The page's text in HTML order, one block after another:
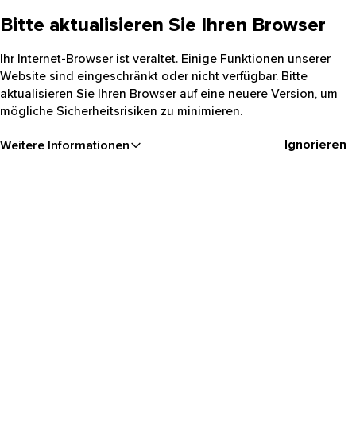
Bitte aktualisieren Sie Ihren Browser
Ihr Internet-Browser ist veraltet. Einige Funktionen unserer
Website sind eingeschränkt oder nicht verfügbar. Bitte
aktualisieren Sie Ihren Browser auf eine neuere Version, um
mögliche Sicherheitsrisiken zu minimieren.
Weitere Informationen Ignorieren